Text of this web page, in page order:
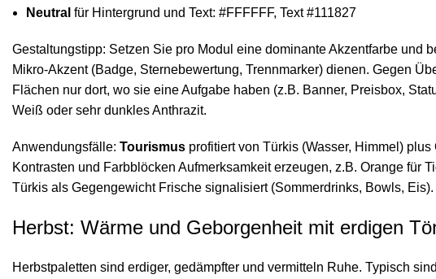
Neutral für Hintergrund und Text: #FFFFFF, Text #111827
Gestaltungstipp: Setzen Sie pro Modul eine dominante Akzentfarbe und
Mikro-Akzent (Badge, Sternebewertung, Trennmarker) dienen. Gegen
Flächen nur dort, wo sie eine Aufgabe haben (z.B. Banner, Preisbox,
Weiß oder sehr dunkles Anthrazit.
Anwendungsfälle: Tourismus profitiert von Türkis (Wasser, Himmel)
Kontrasten und Farbblöcken Aufmerksamkeit erzeugen, z.B. Orange für
Türkis als Gegengewicht Frische signalisiert (Sommerdrinks, Bowls, Eis).
Herbst: Wärme und Geborgenheit mit erdigen
Herbstpaletten sind erdiger, gedämpfter und vermitteln Ruhe. Typisch sind